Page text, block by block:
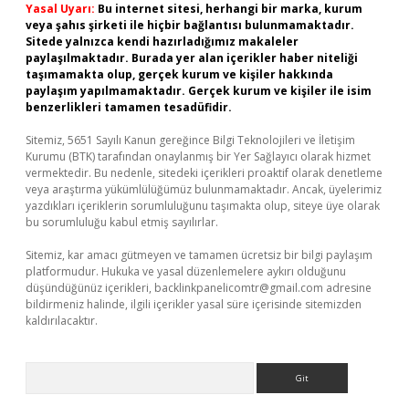
Yasal Uyarı: Bu internet sitesi, herhangi bir marka, kurum
veya şahıs şirketi ile hiçbir bağlantısı bulunmamaktadır.
Sitede yalnızca kendi hazırladığımız makaleler
paylaşılmaktadır. Burada yer alan içerikler haber niteliği
taşımamakta olup, gerçek kurum ve kişiler hakkında
paylaşım yapılmamaktadır. Gerçek kurum ve kişiler ile isim
benzerlikleri tamamen tesadüfidir.
Sitemiz, 5651 Sayılı Kanun gereğince Bilgi Teknolojileri ve İletişim
Kurumu (BTK) tarafından onaylanmış bir Yer Sağlayıcı olarak hizmet
vermektedir. Bu nedenle, sitedeki içerikleri proaktif olarak denetleme
veya araştırma yükümlülüğümüz bulunmamaktadır. Ancak, üyelerimiz
yazdıkları içeriklerin sorumluluğunu taşımakta olup, siteye üye olarak
bu sorumluluğu kabul etmiş sayılırlar.
Sitemiz, kar amacı gütmeyen ve tamamen ücretsiz bir bilgi paylaşım
platformudur. Hukuka ve yasal düzenlemelere aykırı olduğunu
düşündüğünüz içerikleri, backlinkpanelicomtr@gmail.com adresine
bildirmeniz halinde, ilgili içerikler yasal süre içerisinde sitemizden
kaldırılacaktır.